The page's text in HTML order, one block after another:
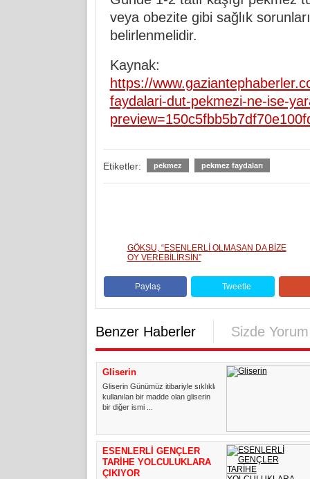
veya obezite gibi sağlık
belirlenmelidir.
Kaynak:
https://
faydalari-dut-pekmezi-ne-ise-
Etiketler: pekmez pekmez faydaları
GÖKSU, “ESENLERLİ OLMASAN DA BİZE
OY VEREBİLİRSİN”
Paylaş Tweetle
Benzer Haberler Sizde Yorum
Gliserin
Gliserin Günümüz itibariyle sıklıkla
kullanılan bir madde olan gliserin
bir diğer ismi ...
ESENLERLİ GENÇLER
TARİHE YOLCULUKLARA
ÇIKIYOR